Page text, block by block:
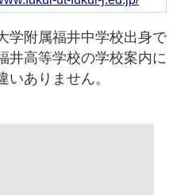
学附属福井中学校出身で
井高等学校の学校案内に
ありません。